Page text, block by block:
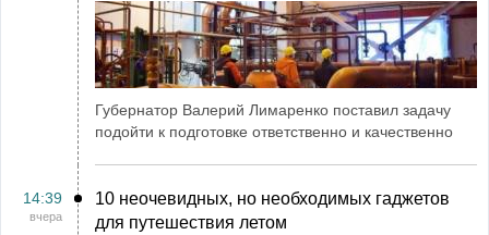
Губернатор Валерий Лимаренко поставил задачу
подойти к подготовке ответственно и качественно
14:39
вчера
10 неочевидных, но необходимых гаджетов
для путешествия летом